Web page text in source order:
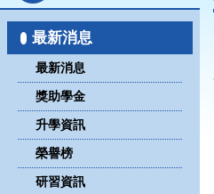
最新消息
最新消息
獎助學金
升學資訊
榮譽榜
研習資訊